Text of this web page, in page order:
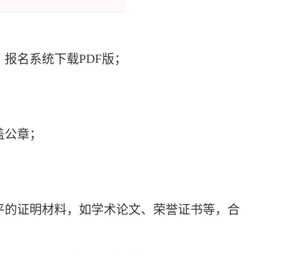
报名系统下载PDF版；
公章；
的证明材料， 如学术论文、荣誉证书等，合